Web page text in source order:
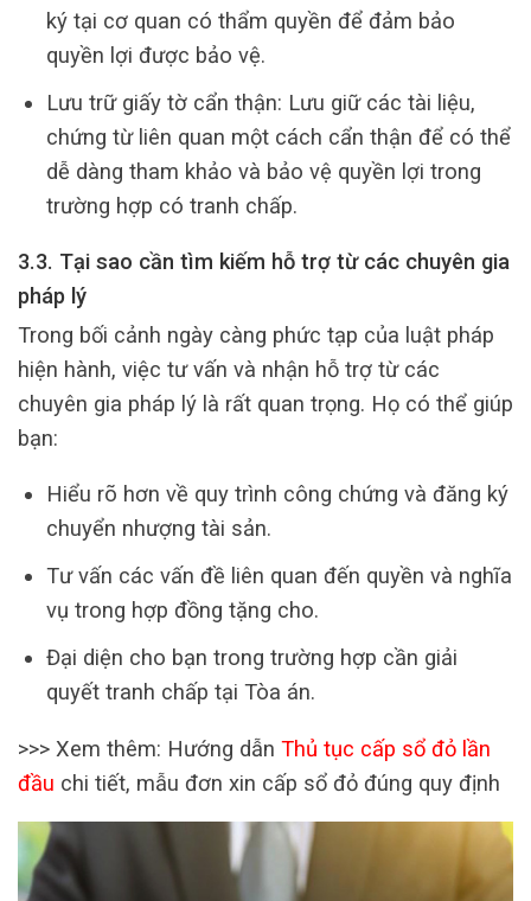
ký tại cơ quan có thẩm quyền để đảm bảo
quyền lợi được bảo vệ.
Lưu trữ giấy tờ cẩn thận: Lưu giữ các tài liệu,
chứng từ liên quan một cách cẩn thận để có thể
dễ dàng tham khảo và bảo vệ quyền lợi trong
trường hợp có tranh chấp.
3.3. Tại sao cần tìm kiếm hỗ trợ từ các chuyên gia
pháp lý
Trong bối cảnh ngày càng phức tạp của luật pháp
hiện hành, việc tư vấn và nhận hỗ trợ từ các
chuyên gia pháp lý là rất quan trọng. Họ có thể giúp
bạn:
Hiểu rõ hơn về quy trình công chứng và đăng ký
chuyển nhượng tài sản.
Tư vấn các vấn đề liên quan đến quyền và nghĩa
vụ trong hợp đồng tặng cho.
Đại diện cho bạn trong trường hợp cần giải
quyết tranh chấp tại Tòa án.
>>> Xem thêm: Hướng dẫn Thủ tục cấp sổ đỏ lần
đầu chi tiết, mẫu đơn xin cấp sổ đỏ đúng quy định